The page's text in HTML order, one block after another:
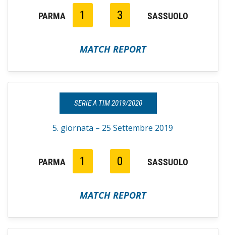
PARMA 1 3 SASSUOLO
MATCH REPORT
SERIE A TIM 2019/2020
5. giornata – 25 Settembre 2019
PARMA 1 0 SASSUOLO
MATCH REPORT